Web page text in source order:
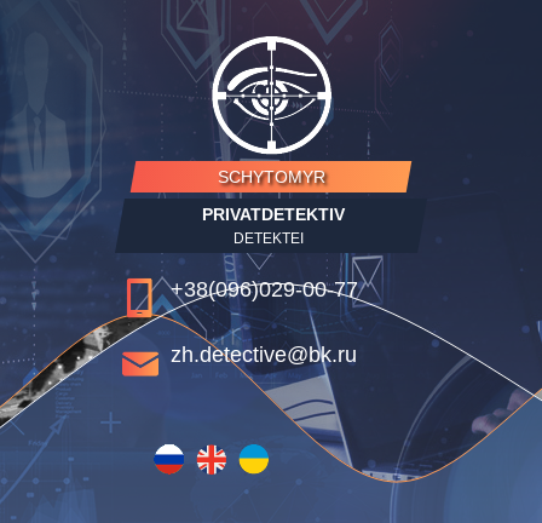
SCHYTOMYR
PRIVATDETEKTIV
DETEKTEI
+38(096)029-00-77
zh.detective@bk.ru